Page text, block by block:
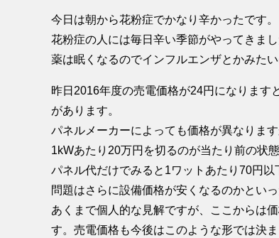
今日は朝から花粉症でかなり辛かったです。
花粉症の人には毎日辛い季節がやってきまし
薬は眠くなるのでインフルエンザとかみた
昨日2016年度の売電価格が24円になります
があります。
パネルメーカーによっても価格が異なりま
1kWあたり20万円を切るのが当たり前の状
パネル代だけでみると1ワットあたり70円以
問題はさらに設備価格が安くなるのかといっ
あくまで個人的な見解ですが、ここからは
す。売電価格も今後はこのような形では決